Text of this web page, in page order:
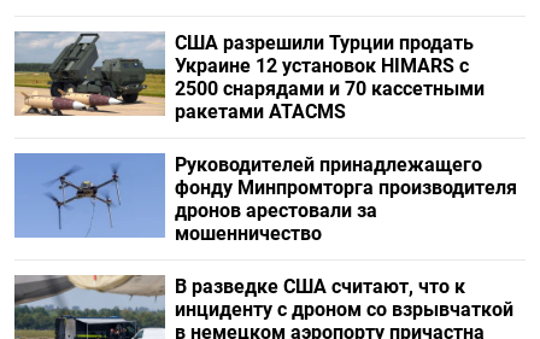
США разрешили Турции продать
Украине 12 установок HIMARS с
2500 снарядами и 70 кассетными
ракетами ATACMS
Руководителей принадлежащего
фонду Минпромторга производителя
дронов арестовали за
мошенничество
В разведке США считают, что к
инциденту с дроном со взрывчаткой
в немецком аэропорту причастна